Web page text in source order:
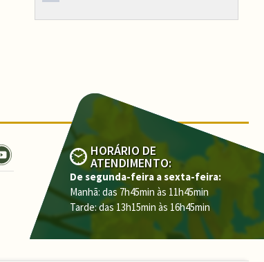
HORÁRIO DE
ATENDIMENTO:
De segunda-feira a sexta-feira:
Manhã: das 7h45min às 11h45min
Tarde: das 13h15min às 16h45min